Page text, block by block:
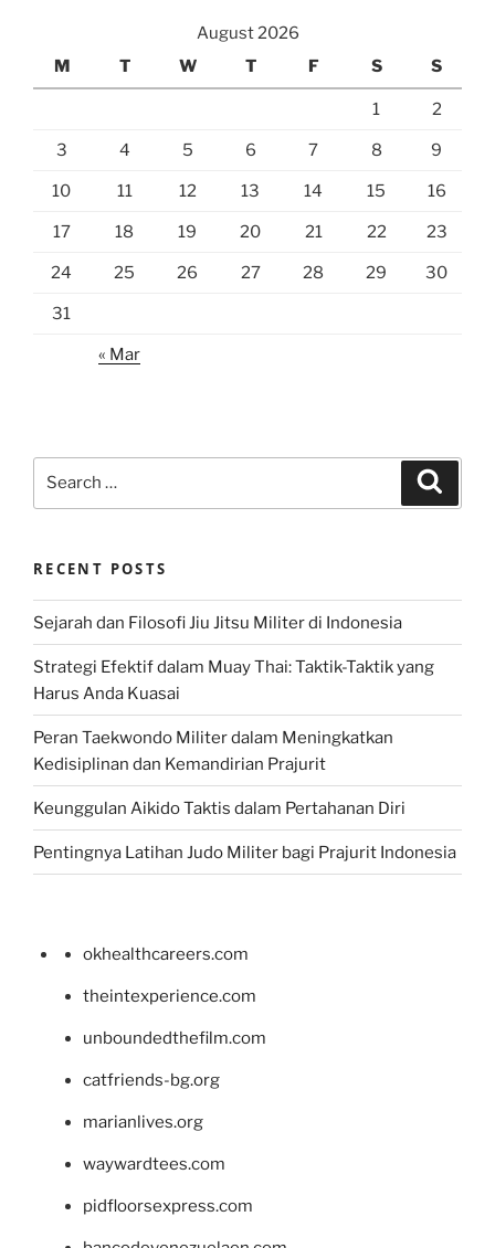
August 2026
M
T W T F S S
1 2
3 4 5 6 7 8 9
10 11 12 13 14 15 16
17 18 19 20 21 22 23
24 25 26 27 28 29 30
31
« Mar
RECENT POSTS
Sejarah dan Filosofi Jiu Jitsu Militer di Indonesia
Strategi Efektif dalam Muay Thai: Taktik-Taktik yang
Harus Anda Kuasai
Peran Taekwondo Militer dalam Meningkatkan
Kedisiplinan dan Kemandirian Prajurit
Keunggulan Aikido Taktis dalam Pertahanan Diri
Pentingnya Latihan Judo Militer bagi Prajurit Indonesia
okhealthcareers.com
theintexperience.com
unboundedthefilm.com
catfriends-bg.org
marianlives.org
waywardtees.com
pidfloorsexpress.com